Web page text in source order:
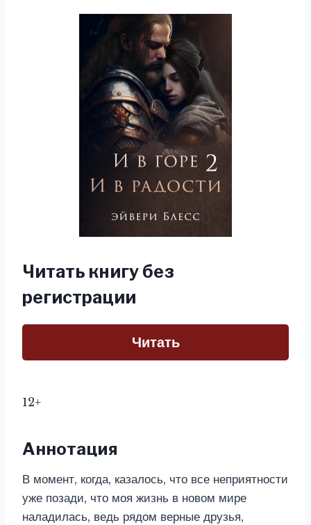
Читать книгу без
регистрации
Читать
12+
Аннотация
В момент, когда, казалось, что все неприятности
уже позади, что моя жизнь в новом мире
наладилась, ведь рядом верные друзья,